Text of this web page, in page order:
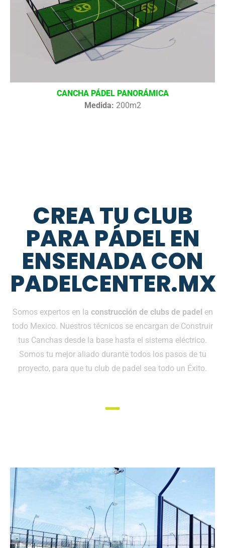
CANCHA PÁDEL PANORÁMICA
Medida: 200m2
CREA TU CLUB
PARA PÁDEL EN
ENSENADA CON
PADELCENTER.MX
Somos expertos en la construcción de clubs de padel en
todo Mexico. Nuestros técnicos se encargan de Construir
tus Canchas desde la base hasta el sistema eléctrico.
Somos tu mejor aliado durante todos los pasos de tu
proyecto, para que tu club de padel sea todo un Éxito.